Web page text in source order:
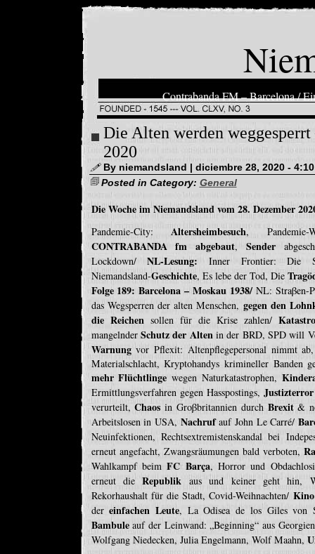
Contrabanda FM – Barcelona /
Die Alten werden
2020
By niemandsland | diciembre 28, 2020 -
Posted in Category: General
Die Woche im Niemandsland vom 28. Dezember
Pandemie-City:Altersheimbesuch, Pandemie-
CONTRABANDA fm abgebaut, Sender
Lockdown/NL-Lesung: Inner Frontier: Die
Niemandsland-Geschichte, Es lebe der Tod, Die
Folge 189: Barcelona – Moskau 1938/ NL: Straβen-
das Wegsperren der alten Menschen, gegen den
die Reichensollen für die Krise zahlen/
mangelnder Schutz der Altenin der BRD, SPD will
Warnungvor Pflexit: Altenpflegepersonal nimmt
Materialschlacht, Kryptohandys krimineller Banden
mehr Flüchtlinge wegen Naturkatastrophen,
Ermittlungsverfahren gegen Hasspostings,Justizterror
verurteilt,Chaos in Groβbritannien durchBrexit&
Arbeitslosen in USA, Nachrufauf John Le Carré/
Neuinfektionen, Rechtsextremistenskandal bei
erneut angefacht, Zwangsräumungen bald verboten,
Wahlkampf beimFC Barça, Horror und
erneut dieRepublik aus und keiner geht hin,
Rekorhaushalt für die Stadt, Covid-Weihnachten/ Kino
dereinfachen Leute, La Odisea de los Giles von
Bambuleauf der Leinwand: „Beginning“ aus
Wolfgang Niedecken, Julia Engelmann, Wolf Maahn,